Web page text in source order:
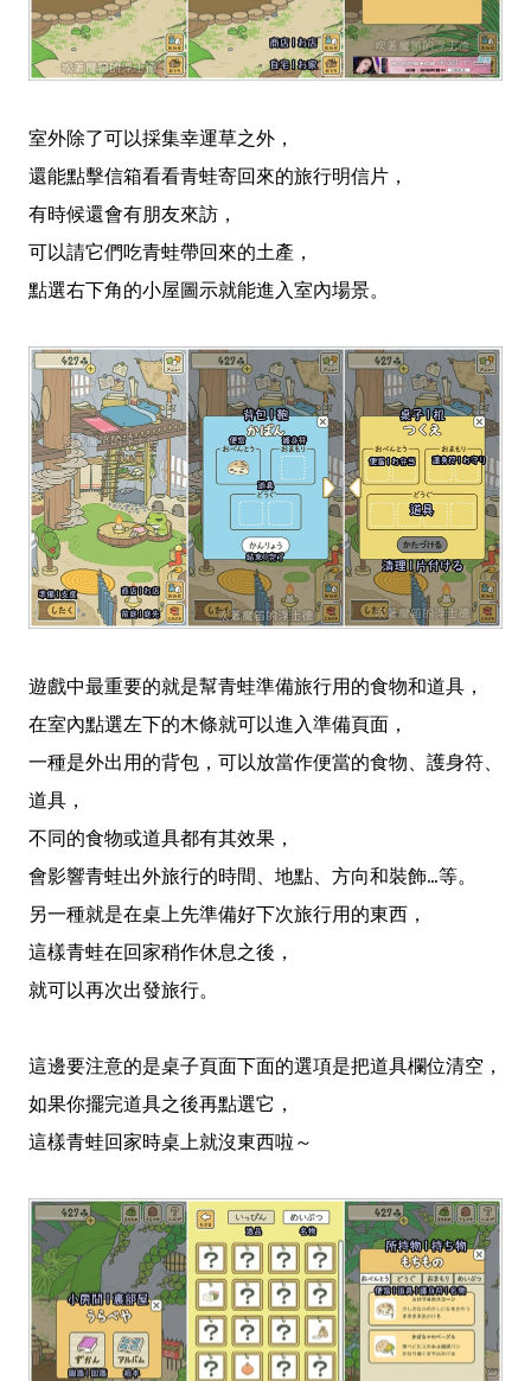
室外除了可以採集幸運草之外，
還能點擊信箱看看青蛙寄回來的旅行明信片，
有時候還會有朋友來訪，
可以請它們吃青蛙帶回來的土產，
點選右下角的小屋圖示就能進入室內場景。
遊戲中最重要的就是幫青蛙準備旅行用的食物和道具，
在室內點選左下的木條就可以進入準備頁面，
一種是外出用的背包，可以放當作便當的食物、護身符、
道具，
不同的食物或道具都有其效果，
會影響青蛙出外旅行的時間、地點、方向和裝飾...等。
另一種就是在桌上先準備好下次旅行用的東西，
這樣青蛙在回家稍作休息之後，
就可以再次出發旅行。
這邊要注意的是桌子頁面下面的選項是把道具欄位清空，
如果你擺完道具之後再點選它，
這樣青蛙回家時桌上就沒東西啦～